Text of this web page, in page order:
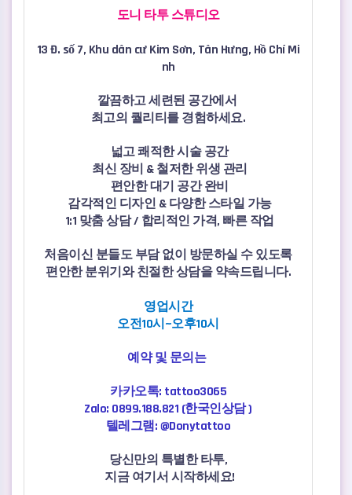
도니 타투 스튜디오
13 Đ. số 7, Khu dân cư Kim Sơn, Tân Hưng, Hồ Chí Mi
nh
깔끔하고 세련된 공간에서
최고의 퀄리티를 경험하세요.
넓고 쾌적한 시술 공간
최신 장비 & 철저한 위생 관리
편안한 대기 공간 완비
감각적인 디자인 & 다양한 스타일 가능
1:1 맞춤 상담 / 합리적인 가격, 빠른 작업
처음이신 분들도 부담 없이 방문하실 수 있도록
편안한 분위기와 친절한 상담을 약속드립니다.
영업시간
오전10시~오후10시
예약 및 문의는
카카오톡: tattoo3065
Zalo: 0899.188.821 (한국인상담 )
텔레그램: @Donytattoo
당신만의 특별한 타투,
지금 여기서 시작하세요!